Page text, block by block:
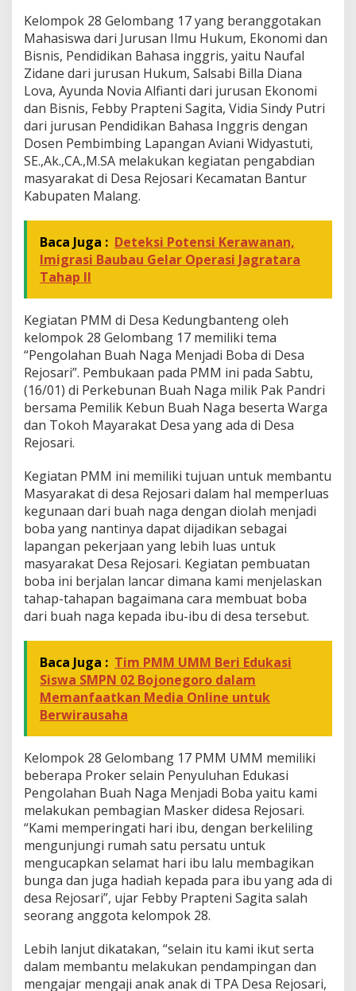
g
a
Kelompok 28 Gelombang 17 yang beranggotakan
Mahasiswa dari Jurusan Ilmu Hukum, Ekonomi dan
Bisnis, Pendidikan Bahasa inggris, yaitu Naufal
Zidane dari jurusan Hukum, Salsabi Billa Diana
Lova, Ayunda Novia Alfianti dari jurusan Ekonomi
dan Bisnis, Febby Prapteni Sagita, Vidia Sindy Putri
dari jurusan Pendidikan Bahasa Inggris dengan
Dosen Pembimbing Lapangan Aviani Widyastuti,
SE.,Ak.,CA.,M.SA melakukan kegiatan pengabdian
masyarakat di Desa Rejosari Kecamatan Bantur
Kabupaten Malang.
Baca Juga : Deteksi Potensi Kerawanan,
Imigrasi Baubau Gelar Operasi Jagratara
Tahap II
Kegiatan PMM di Desa Kedungbanteng oleh
kelompok 28 Gelombang 17 memiliki tema
“Pengolahan Buah Naga Menjadi Boba di Desa
Rejosari”. Pembukaan pada PMM ini pada Sabtu,
(16/01) di Perkebunan Buah Naga milik Pak Pandri
bersama Pemilik Kebun Buah Naga beserta Warga
dan Tokoh Mayarakat Desa yang ada di Desa
Rejosari.
Kegiatan PMM ini memiliki tujuan untuk membantu
Masyarakat di desa Rejosari dalam hal memperluas
kegunaan dari buah naga dengan diolah menjadi
boba yang nantinya dapat dijadikan sebagai
lapangan pekerjaan yang lebih luas untuk
masyarakat Desa Rejosari. Kegiatan pembuatan
boba ini berjalan lancar dimana kami menjelaskan
tahap-tahapan bagaimana cara membuat boba
dari buah naga kepada ibu-ibu di desa tersebut.
Baca Juga : Tim PMM UMM Beri Edukasi
Siswa SMPN 02 Bojonegoro dalam
Memanfaatkan Media Online untuk
Berwirausaha
Kelompok 28 Gelombang 17 PMM UMM memiliki
beberapa Proker selain Penyuluhan Edukasi
Pengolahan Buah Naga Menjadi Boba yaitu kami
melakukan pembagian Masker didesa Rejosari.
“Kami memperingati hari ibu, dengan berkeliling
mengunjungi rumah satu persatu untuk
mengucapkan selamat hari ibu lalu membagikan
bunga dan juga hadiah kepada para ibu yang ada di
desa Rejosari”, ujar Febby Prapteni Sagita salah
seorang anggota kelompok 28.
Lebih lanjut dikatakan, “selain itu kami ikut serta
dalam membantu melakukan pendampingan dan
mengajar mengaji anak anak di TPA Desa Rejosari,